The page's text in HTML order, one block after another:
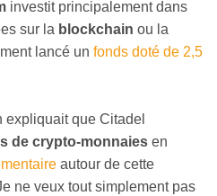
investit principalement dans
sur la blockchain ou la
lancé un fonds doté de 2,5
expliquait que Citadel
de crypto-monnaies en
autour de cette
ne veux tout simplement pas